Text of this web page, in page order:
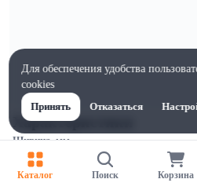
Характеристики
Ширина, мм
Высота, мм
Каталог Поиск Корзина
Для обеспечения удобства
cookies
Принять
Отказаться